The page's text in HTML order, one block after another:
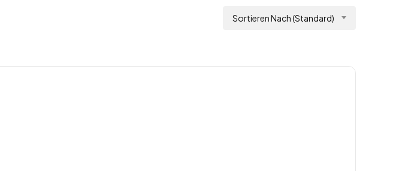
Sortieren Nach (Standard)